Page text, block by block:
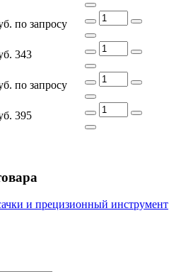
по запросу
343
по запросу
395
и прецизионный инструмент